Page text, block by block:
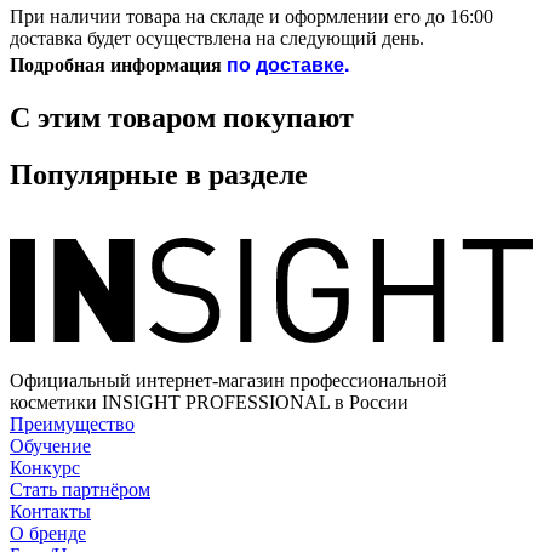
При наличии товара на складе и оформлении его до 16:00
доставка будет осуществлена на следующий день.
Подробная информация подоставке.
С этим товаром покупают
Популярные в разделе
Официальный интернет-магазин профессиональной
косметики INSIGHT PROFESSIONAL в России
Преимущество
Обучение
Конкурс
Стать партнёром
Контакты
О бренде